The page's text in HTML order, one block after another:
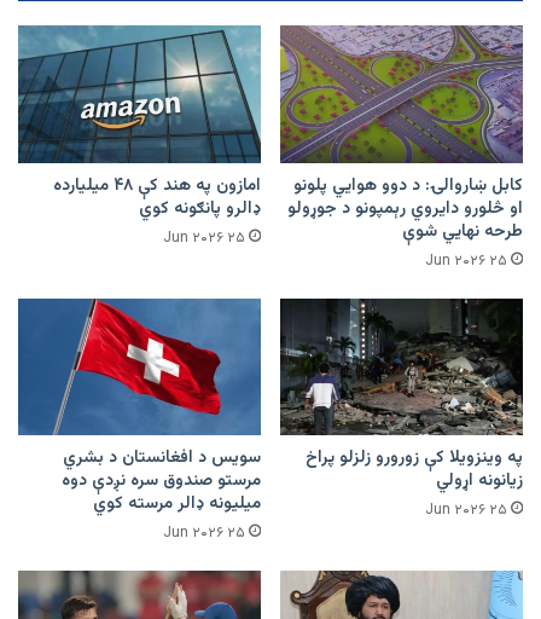
کابل ښاروالۍ: د دوو هوايي پلونو
او څلورو دایروي رېمپونو د جوړولو
طرحه نهایي شوې
۲۵ Jun ۲۰۲۶
امازون په هند کې ۴۸ میلیارده
ډالرو پانګونه کوي
۲۵ Jun ۲۰۲۶
په وینزویلا کې زورورو زلزلو پراخ
زیانونه اړولي
۲۵ Jun ۲۰۲۶
سویس د افغانستان د بشري
مرستو صندوق سره نږدې دوه
میلیونه ډالر مرسته کوي
۲۵ Jun ۲۰۲۶